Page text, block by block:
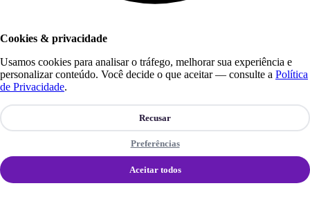
Cookies & privacidade
Usamos cookies para analisar o tráfego, melhorar sua experiência e
personalizar conteúdo. Você decide o que aceitar — consulte a Política
de Privacidade.
Recusar
Preferências
Aceitar todos